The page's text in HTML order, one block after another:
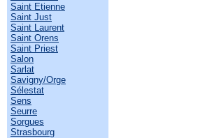
Saint Etienne
Saint Just
Saint Laurent
Saint Orens
Saint Priest
Salon
Sarlat
Savigny/Orge
Sélestat
Sens
Seurre
Sorgues
Strasbourg